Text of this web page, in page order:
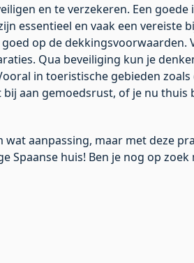
en te verzekeren. Een
essentieel en vaak een vereiste
op de dekkingsvoorwaarden.
Qua beveiliging kun je
in toeristische gebieden zoals
aan gemoedsrust, of je nu thuis
aanpassing, maar met deze
Spaanse huis! Ben je nog op